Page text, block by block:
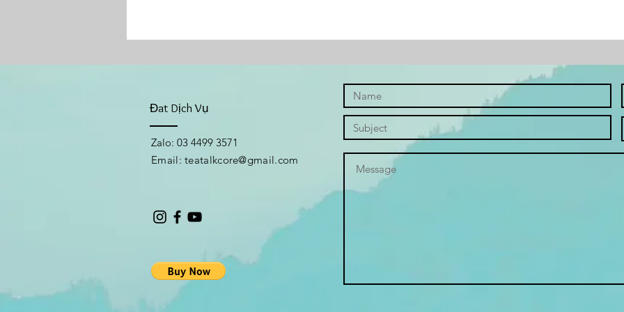
Đat Dịch Vụ
Zalo: 03 4499 3571
Email:​teatalkcore@gmail.com